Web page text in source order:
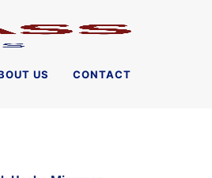
US CONTACT